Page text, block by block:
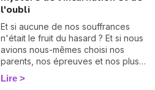
saines. En 2026, je vous propose
de suivre ce mouvement sur trois
plans qui, en réalité, n'en font
qu'un : le corps, l'esprit et la
maison. Trois territoires à
désencombrer pour retrouver de
sérénité. Suivez le guide !
l'oubli
Et si aucune de nos souffrances
n'était le fruit du hasard ? Et si nous
avions nous-mêmes choisi nos
parents, nos épreuves et nos plus
grandes déchirures, bien avant
notre premier souffle ? C'est le
Lire